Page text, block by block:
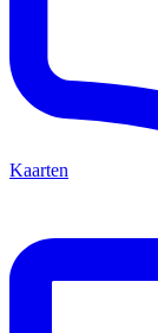
Kaarten